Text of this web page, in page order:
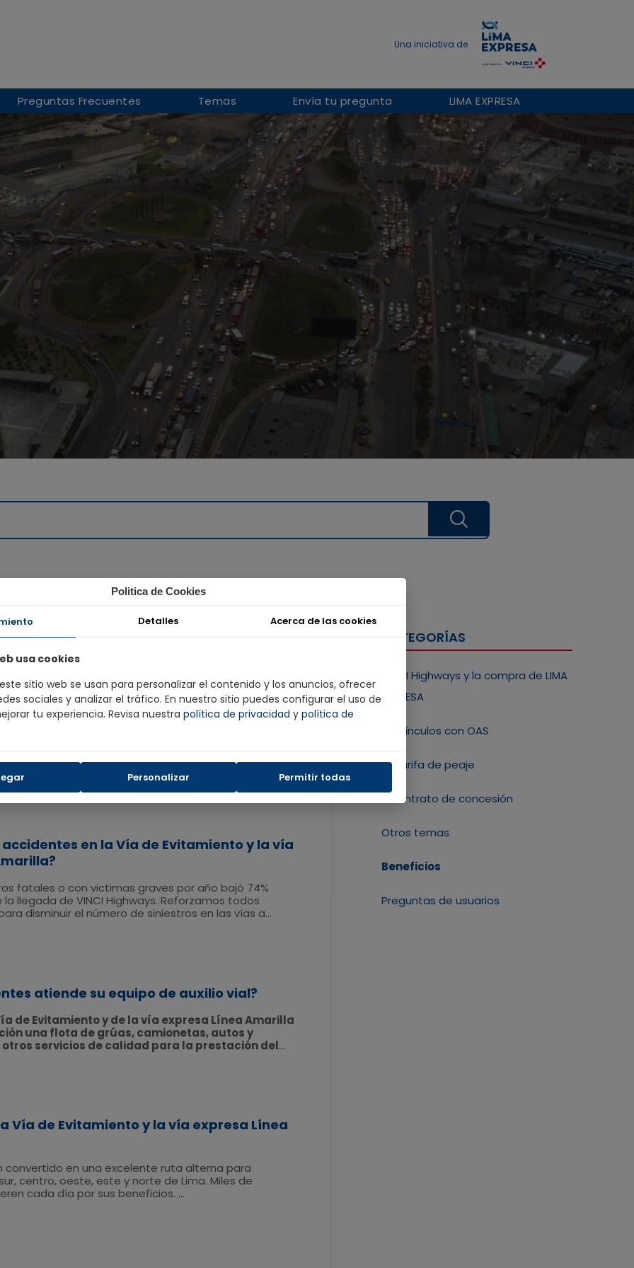
Preguntas Frecuentes Temas Envía tu pregunta LIMA EXPRESA
esta categoría
en la Vía de Evitamiento y la vía
fatales o con victimas graves por año bajó 74%
llegada de VINCI Highways. Reforzamos todos
disminuir el número de siniestros en las vías a
atiende su equipo de auxilio vial?
de Evitamiento y de la vía expresa Línea Amarilla
una flota de grúas, camionetas, autos y
servicios de calidad para la prestación del
de 40 incidentes al día.
podemos ayudar a alguien, puedes llamarnos al
Vía de Evitamiento y la vía expresa Línea
convertido en una excelente ruta alterna para
centro, oeste, este y norte de Lima. Miles de
cada día por sus beneficios.
14 minutos para llegar al aeropuerto desde el
CATEGORÍAS
VINCI Highways y la compra de LIMA
EXPRESA
Sin vínculos con OAS
La tarifa de peaje
El contrato de concesión
Otros temas
Beneficios
Preguntas de usuarios
Politica de Cookies
Detalles Acerca de las cookies
usa cookies
sitio web se usan para personalizar el contenido y los anuncios, ofrecer
sociales y analizar el tráfico. En nuestro sitio puedes configurar el uso de
tu experiencia. Revisa nuestra política de privacidad y política de
Personalizar Permitir todas